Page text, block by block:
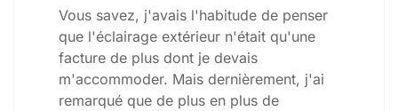
Vous savez, j'avais l'habitude de penser
que l'éclairage extérieur n'était qu'une
facture de plus dont je devais
m'accommoder. Mais dernièrement, j'ai
remarqué que de plus en plus de